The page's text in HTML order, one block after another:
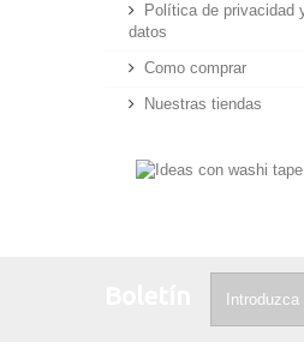
Política de privacidad
datos
Como comprar
Nuestras tiendas